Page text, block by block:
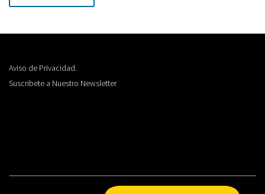
Aviso de Privacidad.
Suscribete a Nuestro Newsletter